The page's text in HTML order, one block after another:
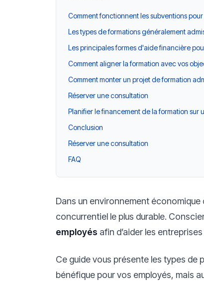
Comment fonctionnent les subventions
Les types de formations généralement
Les principales formes d'aide financière
Comment aligner la formation avec vos
Comment monter un projet de formation
Réserver une consultation
Planifier le financement de la formation sur
Conclusion
Réserver une consultation
FAQ
Dans un environnement
concurrentiel le plus durable.
employés afin d’aider les
Ce guide vous présente les types de
bénéfique pour vos employés, mais